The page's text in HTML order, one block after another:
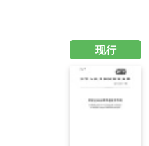
CCS 现行